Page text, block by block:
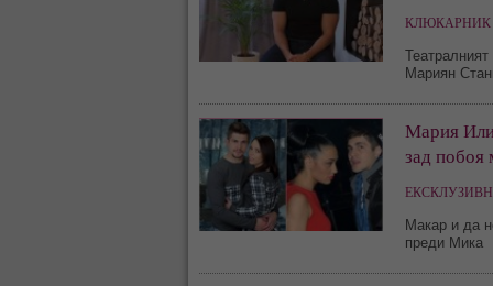
КЛЮКАРНИК
Мариян
Мария
зад побоя
Макар и да
преди Мика